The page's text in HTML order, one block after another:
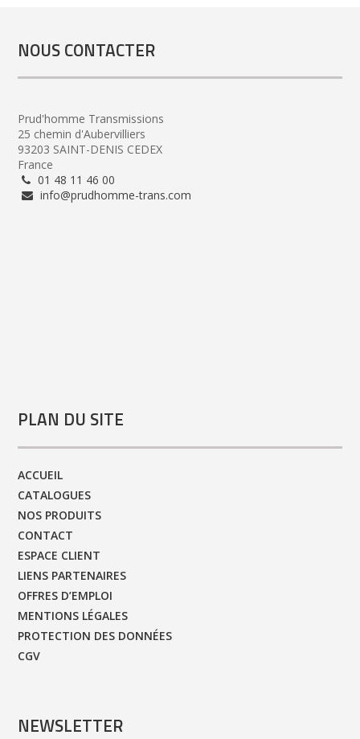
NOUS CONTACTER
Prud'homme Transmissions
25 chemin d'Aubervilliers
93203 SAINT-DENIS CEDEX
France
01 48 11 46 00
info@prudhomme-trans.com
PLAN DU SITE
ACCUEIL
CATALOGUES
NOS PRODUITS
CONTACT
ESPACE CLIENT
LIENS PARTENAIRES
OFFRES D’EMPLOI
MENTIONS LÉGALES
PROTECTION DES DONNÉES
CGV
NEWSLETTER